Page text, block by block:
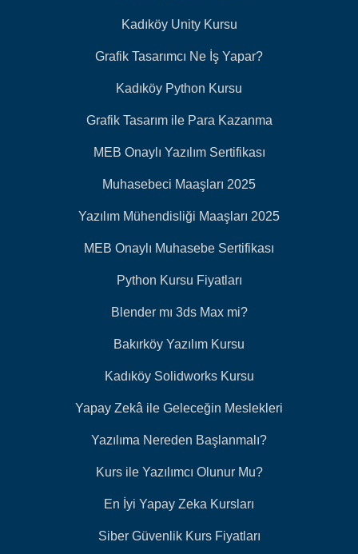
Kadıköy Unity Kursu
Grafik Tasarımcı Ne İş Yapar?
Kadıköy Python Kursu
Grafik Tasarım ile Para Kazanma
MEB Onaylı Yazılım Sertifikası
Muhasebeci Maaşları 2025
Yazılım Mühendisliği Maaşları 2025
MEB Onaylı Muhasebe Sertifikası
Python Kursu Fiyatları
Blender mı 3ds Max mi?
Bakırköy Yazılım Kursu
Kadıköy Solidworks Kursu
Yapay Zekâ ile Geleceğin Meslekleri
Yazılıma Nereden Başlanmalı?
Kurs ile Yazılımcı Olunur Mu?
En İyi Yapay Zeka Kursları
Siber Güvenlik Kurs Fiyatları